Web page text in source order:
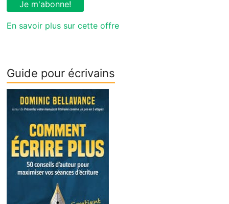
En savoir plus sur cette offre
Guide pour écrivains